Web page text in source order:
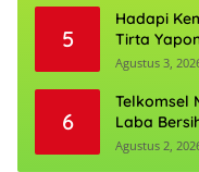
5
Hadapi
Tirta
Agustus 3,
6
Telkomsel
Laba
Triliun
Agustus 2,